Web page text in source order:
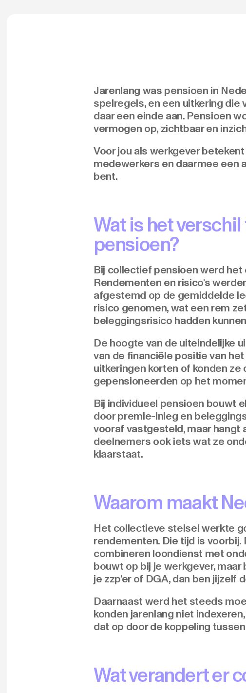
Jarenlang was pensioen in
spelregels, en een uitkering
daar een einde aan. Pensioen
vermogen op, zichtbaar en
Voor jou als werkgever
medewerkers en daarmee een
bent.
Wat is het
pensioen?
Bij collectief pensioen werd
Rendementen en risico's
afgestemd op de gemiddelde
risico genomen, wat een rem
beleggingsrisico hadden
De hoogte van de uiteindelijke
van de financiële positie van
uitkeringen korten of konden
gepensioneerden op het
Bij individueel pensioen bouwt
door premie-inleg en
vooraf vastgesteld, maar hangt
deelnemers ook iets wat ze
klaarstaat.
Waarom maakt
Het collectieve stelsel werkte
rendementen. Die tijd is
combineren loondienst met
bouwt op bij je werkgever,
je zzp'er of DGA, dan ben jijzelf
Daarnaast werd het steeds
konden jarenlang niet
dat op door de koppeling
Wat verandert er